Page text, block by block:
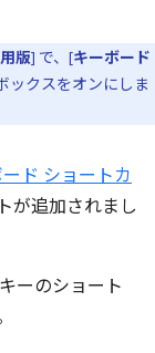
版] で、[キーボード
ックスをオンにしま
ド ショートカ
が追加されまし
ーのショート